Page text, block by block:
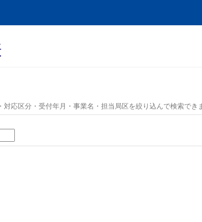
応区分・受付年月・事業名・担当局区を絞り込んで検索でき